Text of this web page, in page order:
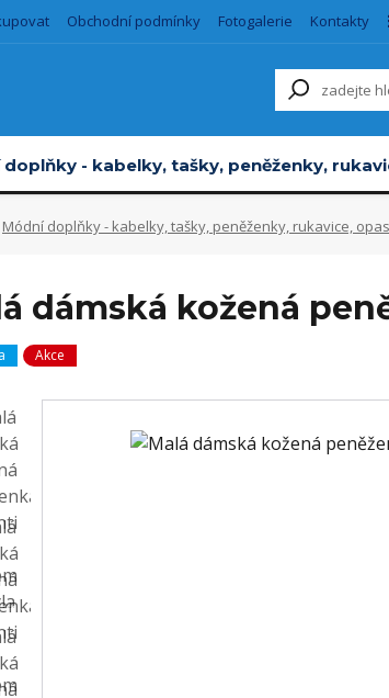
Obchodní podmínky Fotogalerie Kontakty
doplňky - kabelky, tašky, peněženky,
Módní doplňky - kabelky, tašky, peněženky, rukavice,
dámská kožená
Akce